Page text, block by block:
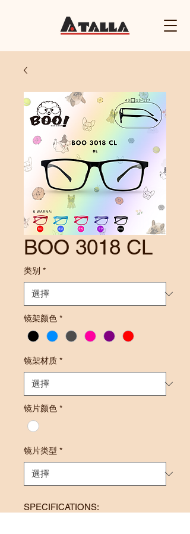
BOO 3018 CL
类别 *
镜架颜色 *
镜架材质 *
镜片颜色 *
镜片类型 *
SPECIFICATIONS: